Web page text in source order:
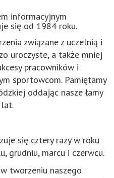
informacyjnym
się od 1984 roku.
związane z uczelnią i
uroczyste, a także mniej
pracowników i
sportowcom. Pamiętamy
oddając nasze łamy
lat.
się cztery razy w roku
grudniu, marcu i czerwcu.
tworzeniu naszego